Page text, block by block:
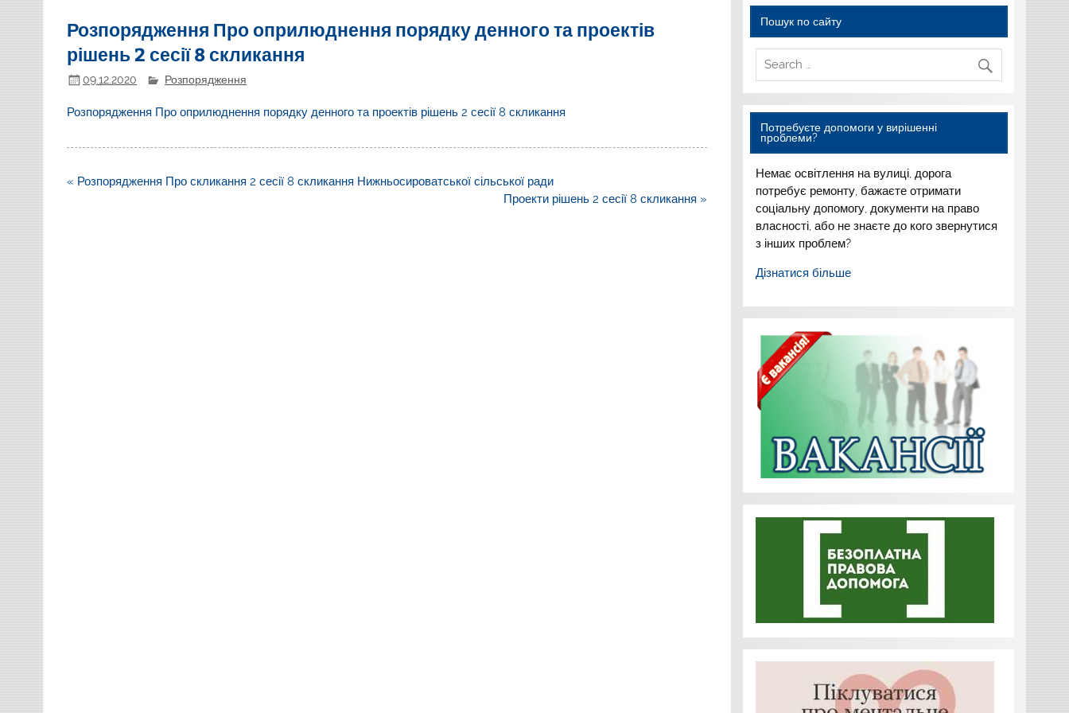
Розпорядження Про оприлюднення порядку денного та проектів
рішень 2 сесії 8 скликання
09.12.2020 Розпорядження
Розпорядження Про оприлюднення порядку денного та проектів рішень 2 сесії 8 скликання
Навігація
« Розпорядження Про скликання 2 сесії 8 скликання Нижньосироватської сільської ради
Проекти рішень 2 сесії 8 скликання »
Пошук по сайту
Потребуєте допомоги у вирішенні
проблеми?
Немає освітлення на вулиці, дорога
потребує ремонту, бажаєте отримати
соціальну допомогу, документи на право
власності, або не знаєте до кого звернутися
з інших проблем?
Дізнатися більше